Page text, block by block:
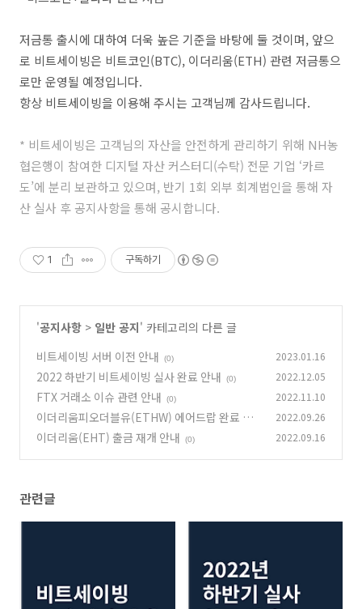
저금통 출시에 대하여 더욱 높은 기준을 바탕에 둘 것이며, 앞으
로 비트세이빙은 비트코인(BTC), 이더리움(ETH) 관련 저금통으
로만 운영될 예정입니다.
항상 비트세이빙을 이용해 주시는 고객님께 감사드립니다.
* 비트세이빙은 고객님의 자산을 안전하게 관리하기 위해 NH농
협은행이 참여한 디지털 자산 커스터디(수탁) 전문 기업 ‘카르
도’에 분리 보관하고 있으며, 반기 1회 외부 회계법인을 통해 자
산 실사 후 공지사항을 통해 공시합니다.
1 구독하기
'공지사항 > 일반 공지' 카테고리의 다른 글
비트세이빙 서버 이전 안내
(0) 2023.01.16
2022 하반기 비트세이빙 실사 완료 안내 (0) 2022.12.05
FTX 거래소 이슈 관련 안내 (0) 2022.11.10
이더리움피오더블유(ETHW) 에어드랍 완료 및
출금 지원 안내
(0)
2022.09.26
이더리움(EHT) 출금 재개 안내 (0) 2022.09.16
관련글